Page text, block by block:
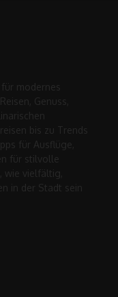
modernes
Genuss,
bis zu Trends
für Ausflüge,
für stilvolle
wie vielfältig,
in der Stadt sein